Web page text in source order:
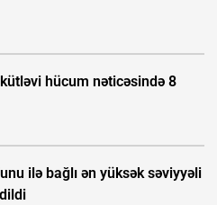
hücum nəticəsində 8
ilə bağlı ən yüksək səviyyəli